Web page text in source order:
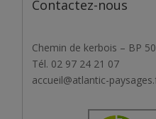
Tél. 02 97 24 21 07
accueil@atlantic-paysages.fr